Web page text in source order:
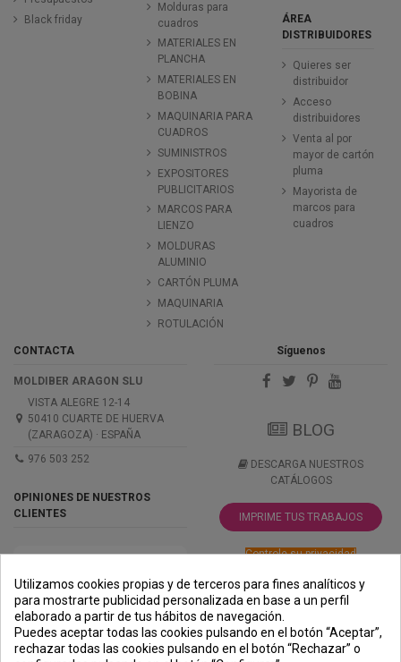
Black friday
Molduras para
cuadros
MATERIALES EN
PLANCHA
MATERIALES EN
BOBINA
MAQUINARIA PARA
CUADROS
SUMINISTROS
EXPOSITORES
PUBLICITARIOS
MARCOS PARA
LIENZO
MOLDURAS
ALUMINIO
CARTÓN PLUMA
MAQUINARIA
ROTULACIÓN
ÁREA
DISTRIBUIDORES
Quieres ser
distribuidor
Acceso
distribuidores
Venta al por
mayor de cartón
pluma
Mayorista de
marcos para
cuadros
CONTACTA
MOLDIBER ARAGON SLU
VISTA ALEGRE 12-14
50410 CUARTE DE HUERVA
(ZARAGOZA) · ESPAÑA
976 503 252
OPINIONES DE NUESTROS
CLIENTES
Síguenos
BLOG
DESCARGA NUESTROS
CATÁLOGOS
IMPRIME TUS TRABAJOS
Controle su privacidad
PREMIOS
METODOS
DE PAGO
ENVÍO
COMERCIO
SEGURO
Utilizamos cookies propias y de terceros para fines analíticos y
para mostrarte publicidad personalizada en base a un perfil
elaborado a partir de tus hábitos de navegación.
Puedes aceptar todas las cookies pulsando en el botón “Aceptar”,
rechazar todas las cookies pulsando en el botón “Rechazar” o